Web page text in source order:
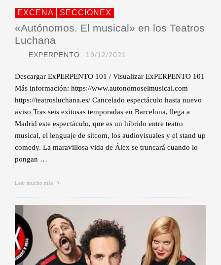
EXCENA SECCIONEX
«Autónomos. El musical» en los Teatros
Luchana
EXPERPENTO 19/12/2021
Descargar ExPERPENTO 101 / Visualizar ExPERPENTO 101
Más información: https://www.autonomoselmusical.com
https://teatrosluchana.es/ Cancelado espectáculo hasta nuevo
aviso Tras seis exitosas temporadas en Barcelona, llega a
Madrid este espectáculo, que es un híbrido entre teatro
musical, el lenguaje de sitcom, los audiovisuales y el stand up
comedy. La maravillosa vida de Álex se truncará cuando lo
pongan …
Leer mucho más